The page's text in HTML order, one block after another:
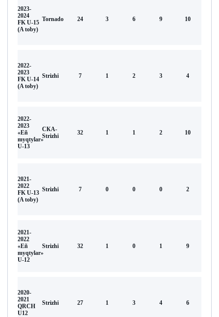
2023-
2024
FK U-15
(A toby)
Tornado 24 3 6 9 10
2022-
2023
FK U-14
(A toby)
Strizhi 7 1 2 3 4
2022-
2023
«Eñ
myqtylar»
U-13
СКА-
Strizhi
32 1 1 2 10
2021-
2022
FK U-13
(A toby)
Strizhi 7 0 0 0 2
2021-
2022
«Eñ
myqtylar»
U-12
Strizhi 32 1 0 1 9
2020-
2021
QRCH
U12
Strizhi 27 1 3 4 6